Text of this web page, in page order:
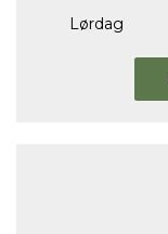
Lørdag